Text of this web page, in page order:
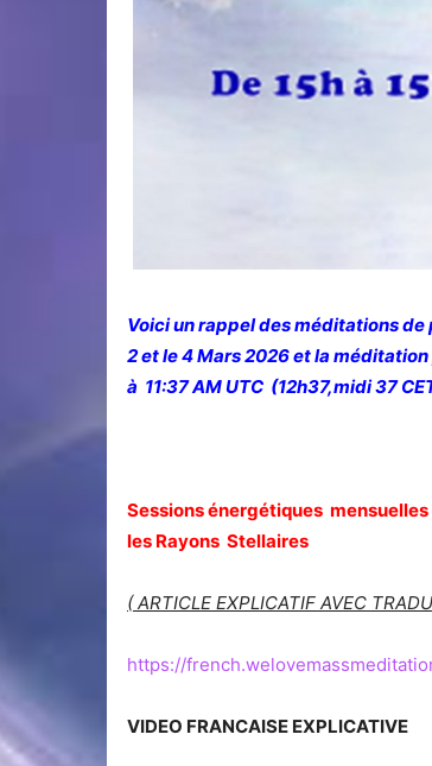
Voici un rappel des méditations
2 et le 4 Mars 2026 et la
à 11:37 AM UTC (12h37,midi 37
Sessions énergétiques
les Rayons Stellaires
( ARTICLE EXPLICATIF AVEC
https://
VIDEO FRANCAISE EXPLICATIVE